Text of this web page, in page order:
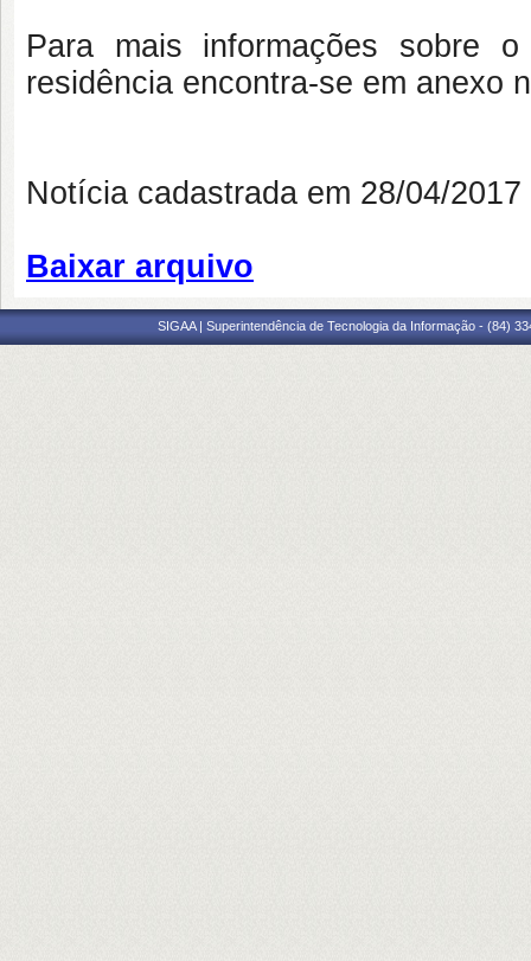
Para mais informações sobre
residência encontra-se em anexo
Notícia cadastrada em 28/04/
Baixar arquivo
SIGAA | Superintendência de Tecnologia da Informação - (84)